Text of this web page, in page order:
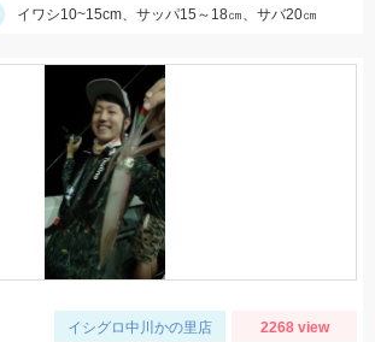
イワシ10~15cm、サッパ15～18㎝、サバ20㎝
イシグロ中川かの里店 2268 view